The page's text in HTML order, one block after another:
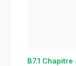
B7.1